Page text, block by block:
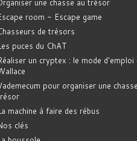
room - Escape game
de trésors
puces du ChAT
un cryptex : le mode d'emploi
pour organiser une
machine à faire des rébus
clés